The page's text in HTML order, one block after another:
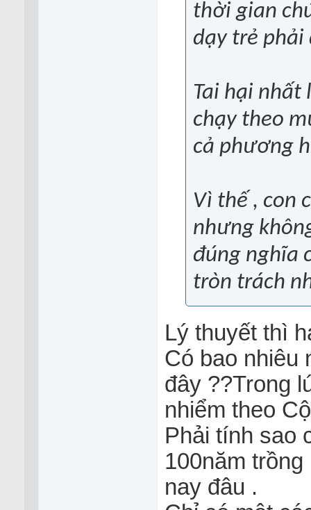
thời gian
dạy trẻ phải
Tai hại nhất
chạy theo
cả phương
Vì thế , con
nhưng
đúng nghĩa
tròn trách
Lý thuyết thì
Có bao nhiêu
đây ??Trong
nhiểm theo
Phải tính sao
100năm
nay đâu .